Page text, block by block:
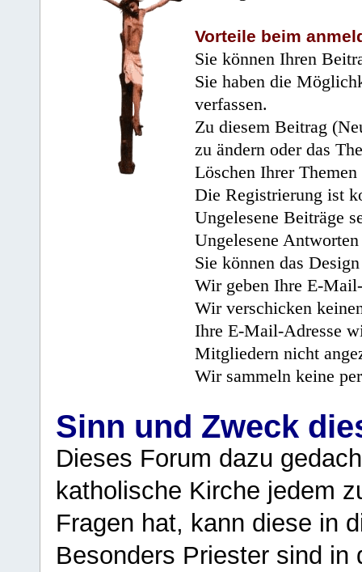
Vorteile beim
Sie können Ihren
Sie haben die
verfassen.
Zu diesem Beitrag
zu ändern oder das
Löschen Ihrer
Die Registrierung ist
Ungelesene Beiträge
Ungelesene
Sie können das
Wir geben Ihre E-
Wir verschicken
Ihre E-Mail-Adresse
Mitgliedern nicht
Wir sammeln keine
Sinn und Zweck
Dieses Forum dazu
katholische Kirche jedem
Fragen hat, kann diese in
Besonders Priester sind in